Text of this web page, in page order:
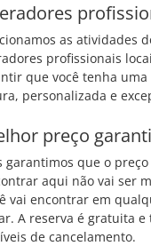
as atividades
profissionais
que você tenha uma
personalizada e
preço
garantimos que o
aqui não vai ser
vai encontrar em
A reserva é gratuita e
de cancelamento.